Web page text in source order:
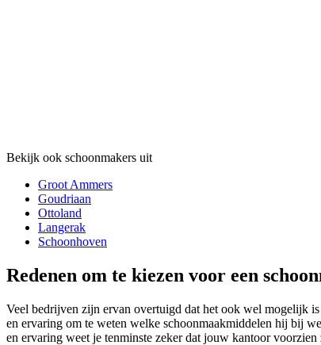
Bekijk ook schoonmakers uit
Groot Ammers
Goudriaan
Ottoland
Langerak
Schoonhoven
Redenen om te kiezen voor een
Veel bedrijven zijn ervan overtuigd dat het ook wel mogelijk
en ervaring om te weten welke schoonmaakmiddelen hij bij
en ervaring weet je tenminste zeker dat jouw kantoor